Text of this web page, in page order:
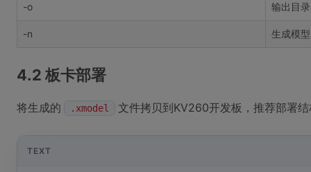
-o 输出目录
-n 生成模
4.2 板卡部署
将生成的 .xmodel 文件拷贝到KV260开发板，推荐部署
TEXT